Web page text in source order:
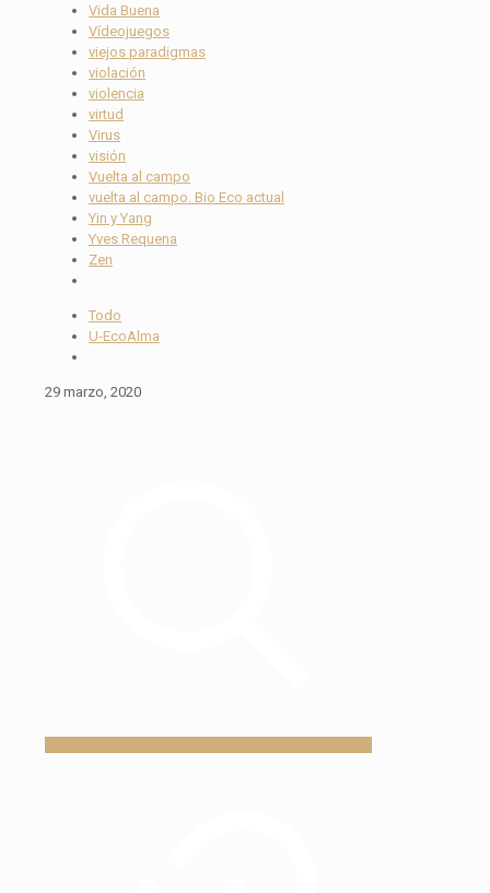
Vida Buena
Vídeojuegos
viejos paradigmas
violación
violencia
virtud
Virus
visión
Vuelta al campo
vuelta al campo. Bio Eco actual
Yin y Yang
Yves Requena
Zen
Todo
U-EcoAlma
29 marzo, 2020